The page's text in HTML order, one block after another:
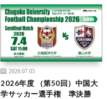
2026.07.05
2026年度 （第50回）中国大
学サッカー選手権 準決勝